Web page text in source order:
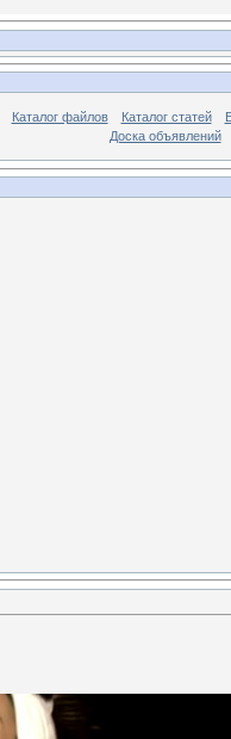
Каталог файлов Каталог статей
Доска объявлений